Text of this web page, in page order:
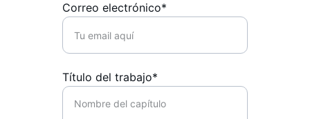
Correo electrónico*
Título del trabajo*